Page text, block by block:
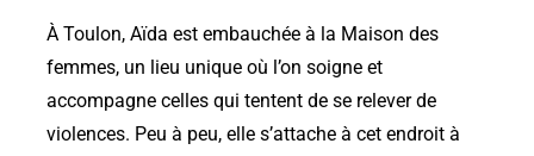
À Toulon, Aïda est embauchée à la Maison des
femmes, un lieu unique où l’on soigne et
accompagne celles qui tentent de se relever de
violences. Peu à peu, elle s’attache à cet endroit à